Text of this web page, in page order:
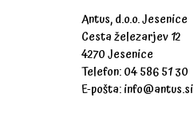
Antus, d.o.o. Jesenice
Cesta železarjev 12
4270 Jesenice
Telefon: 04 586 51 30
E-pošta:info@antus.si